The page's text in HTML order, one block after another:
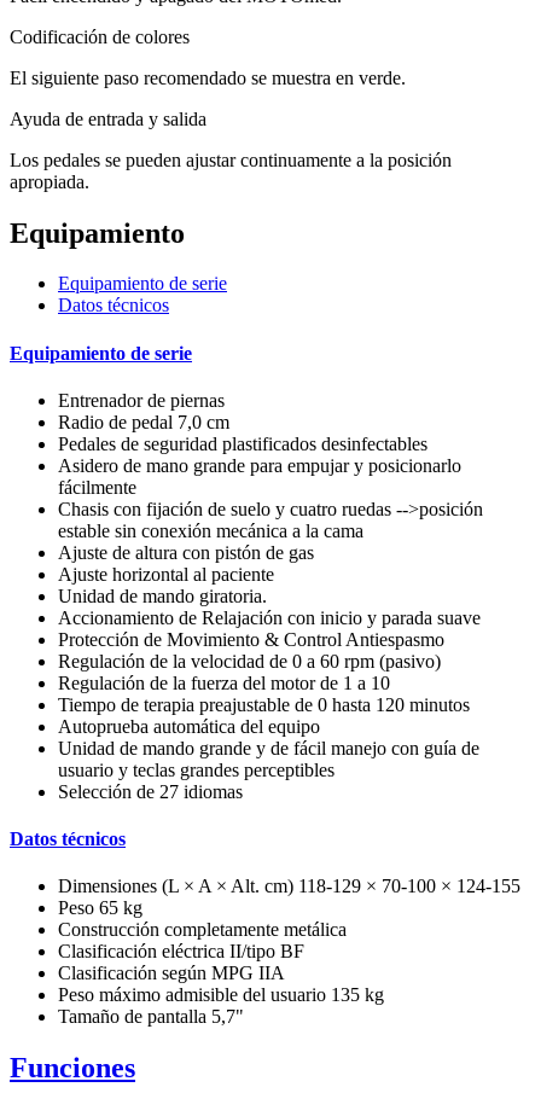
Codificación de colores
El siguiente paso recomendado se muestra en verde.
Ayuda de entrada y salida
Los pedales se pueden ajustar continuamente a la posición
apropiada.
Equipamiento
Equipamiento de serie
Datos técnicos
Equipamiento de serie
Entrenador de piernas
Radio de pedal 7,0 cm
Pedales de seguridad plastificados desinfectables
Asidero de mano grande para empujar y posicionarlo
fácilmente
Chasis con fijación de suelo y cuatro ruedas -->posición
estable sin conexión mecánica a la cama
Ajuste de altura con pistón de gas
Ajuste horizontal al paciente
Unidad de mando giratoria.
Accionamiento de Relajación con inicio y parada suave
Protección de Movimiento & Control Antiespasmo
Regulación de la velocidad de 0 a 60 rpm (pasivo)
Regulación de la fuerza del motor de 1 a 10
Tiempo de terapia preajustable de 0 hasta 120 minutos
Autoprueba automática del equipo
Unidad de mando grande y de fácil manejo con guía de
usuario y teclas grandes perceptibles
Selección de 27 idiomas
Datos técnicos
Dimensiones (L × A × Alt. cm) 118-129 × 70-100 × 124-155
Peso 65 kg
Construcción completamente metálica
Clasificación eléctrica II/tipo BF
Clasificación según MPG IIA
Peso máximo admisible del usuario 135 kg
Tamaño de pantalla 5,7"
Funciones